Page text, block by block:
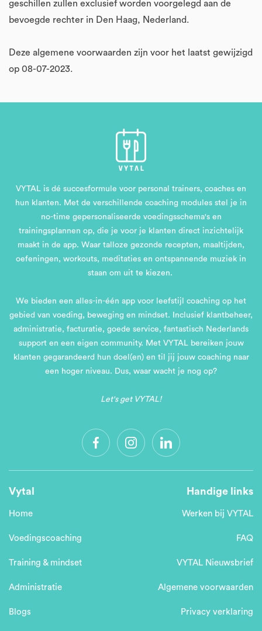
geschillen zullen exclusief worden voorgelegd aan de
bevoegde rechter in Den Haag, Nederland.
Deze algemene voorwaarden zijn voor het laatst gewijzigd
op 08-07-2023.
VYTAL is dé succesformule voor personal trainers, coaches en
hun klanten. Met de verschillende coaching modules stel je in
no-time gepersonaliseerde voedingsschema's en
trainingsplannen op, die je voor je klanten direct inzichtelijk
maakt in de app. Waar talloze gezonde recepten, maaltijden,
oefeningen, workouts, meditaties en ontspannende muziek in
staan om uit te kiezen.
We bieden een alles-in-één app voor leefstijl coaching op het
gebied van voeding, beweging en mindset. Inclusief klantbeheer,
administratie, facturatie, goede service, fantastisch Nederlands
support en een eigen community. Met VYTAL bereiken jouw
klanten gegarandeerd hun doel(en) en til jij jouw coaching naar
een hoger niveau. Dus, waar wacht je nog op?
Let's get VYTAL!
Vytal
Home
Voedingscoaching
Training & mindset
Administratie
Blogs
Handige links
Werken bij VYTAL
FAQ
VYTAL Nieuwsbrief
Algemene voorwaarden
Privacy verklaring